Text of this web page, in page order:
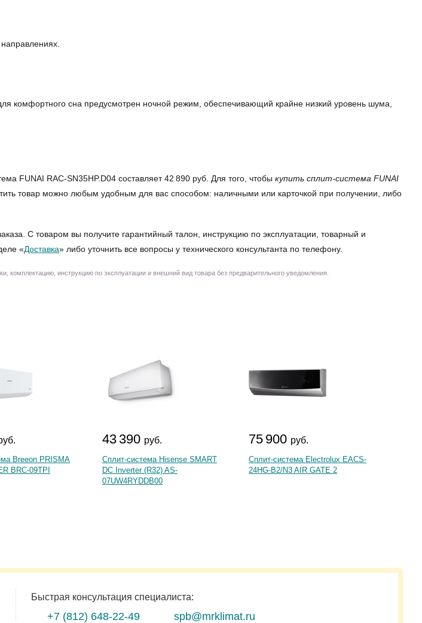
комфортного сна предусмотрен ночной режим, обеспечивающий крайне низкий уровень шума,
FUNAI RAC-SN35HP.D04 составляет 42 890 руб. Для того, чтобы купить сплит-система FUNAI
товар можно любым удобным для вас способом: наличными или карточкой при получении, либо
С товаром вы получите гарантийный талон, инструкцию по эксплуатации, товарный и
«Доставка» либо уточнить все вопросы у технического консультанта по телефону.
комплектацию, инструкцию по эксплуатации и внешний вид товара без предварительного уведомления.
Breeon PRISMA
BRC-09TPI
43 390 руб.
Сплит-система Hisense SMART
DC Inverter (R32) AS-
07UW4RYDDB00
75 900 руб.
Сплит-система Electrolux EACS-
24HG-B2/N3 AIR GATE 2
Быстрая консультация специалиста:
+7 (812) 648-22-49 spb@mrklimat.ru